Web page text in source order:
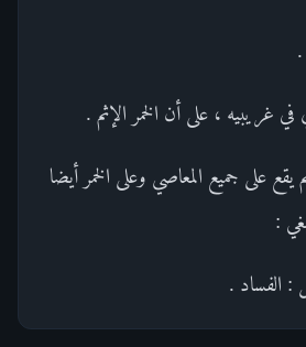
.
غريبيه ، على أن الخمر الإثم .
يقع على جميع المعاصي وعلى الخمر أيضا
:
: الفساد .